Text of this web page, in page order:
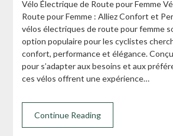
Vélo Électrique de Route pour Femme
Route pour Femme : Alliez Confort et
vélos électriques de route pour femme
option populaire pour les cyclistes
confort, performance et élégance.
pour s’adapter aux besoins et aux
ces vélos offrent une expérience…
Continue Reading